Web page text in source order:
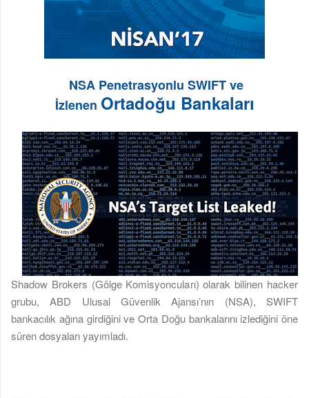
NSA Penetrasyonlu SWIFT ve
İzlenen Ortadoğu Bankaları
Shadow Brokers (Gölge Komisyoncuları) olarak bilinen hacker
grubu, ABD Ulusal Güvenlik Ajansı’nın (NSA), SWIFT
bankacılık ağına girdiğini ve Orta Doğu bankalarını izlediğini öne
süren dosyaları yayımladı.